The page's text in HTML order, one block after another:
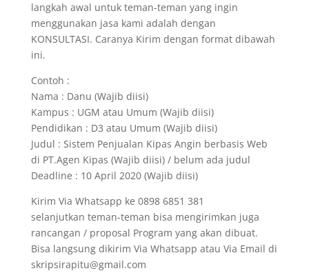
langkah awal untuk teman-teman yang ingin
menggunakan jasa kami adalah dengan
KONSULTASI. Caranya Kirim dengan format dibawah
ini.
Contoh :
Nama : Danu (Wajib diisi)
Kampus : UGM atau Umum (Wajib diisi)
Pendidikan : D3 atau Umum (Wajib diisi)
Judul : Sistem Penjualan Kipas Angin berbasis Web
di PT.Agen Kipas (Wajib diisi) / belum ada judul
Deadline : 10 April 2020 (Wajib diisi)
Kirim Via Whatsapp ke 0898 6851 381
selanjutkan teman-teman bisa mengirimkan juga
rancangan / proposal Program yang akan dibuat.
Bisa langsung dikirim Via Whatsapp atau Via Email di
skripsirapitu@gmail.com